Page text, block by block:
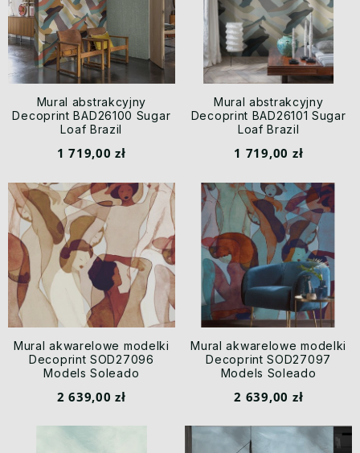
Mural abstrakcyjny
Decoprint BAD26100 Sugar
Loaf Brazil
1 719,00 zł
Mural abstrakcyjny
Decoprint BAD26101 Sugar
Loaf Brazil
1 719,00 zł
Mural akwarelowe modelki
Decoprint SOD27096
Models Soleado
2 639,00 zł
Mural akwarelowe modelki
Decoprint SOD27097
Models Soleado
2 639,00 zł